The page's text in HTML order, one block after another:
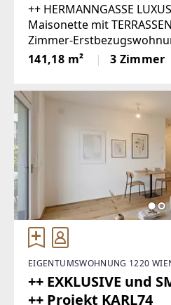
++ HERMANNGASSE
Maisonette mit
Zimmer-
Dachgeschossausbau in
1070 Wien ++In einer
141,18 m² 3 Zimmer
EIGENTUMSWOHNUNG 1220
++ EXKLUSIVE und
++ Projekt KARL74